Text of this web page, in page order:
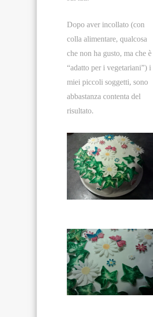
Dopo aver incollato (con
colla alimentare, qualcosa
che non ha gusto, ma che è
“adatto per i vegetariani”) i
miei piccoli soggetti, sono
abbastanza contenta del
risultato.